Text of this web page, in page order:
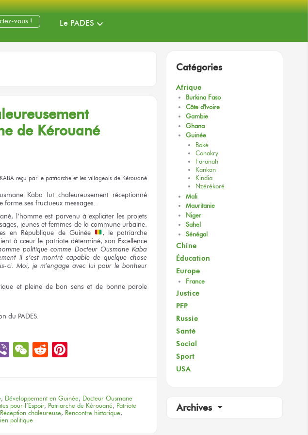
vous ! Le PADES
de Kérouané
reçu par le patriarche et les villageois de Kérouané
Kaba fut chaleureusement réceptionné
forme ses fructueux messages.
l’hommeest parvenu à expliciter les projets
jeuneset femmes de la communeurbaine.
en République de Guinée , le patriarche
à cœur le patriotedéterminé, son Excellence
politique comme Docteur Ousmane Kaba
il s’est montré capablede quelque chose
ci. Moi,je m’engage avec luipour le bonheur
et pleine de bon senset de bonneparole
du PADES.
ViberWeChat
Reddit
, Développement en Guinée, Docteur Ousmane
pour l’Espoir, Patriarche de Kérouané, Patriote
Réception chaleureuse, Rencontre historique,
politique
Catégories
Afrique
Burkina Faso
Côte d'Ivoire
Gambie
Ghana
Guinée
Boké
Conakry
Faranah
Kankan
Kindia
Nzérékoré
Mali
Mauritanie
Niger
Sahel
Sénégal
Chine
Éducation
Europe
France
Justice
PFP
Russie
Santé
Social
Sport
USA
Archives